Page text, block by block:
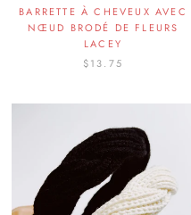
BARRETTE À CHEVEUX AVEC
NŒUD BRODÉ DE FLEURS
LACEY
$13.75